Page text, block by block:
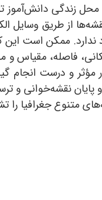
محل زندگی
از طریق وسایل
ممکن است این
فاصله، مقیاس و
مؤثر و درست انجام
پایان نقشه‌خوانی
متنوع جغرافیا